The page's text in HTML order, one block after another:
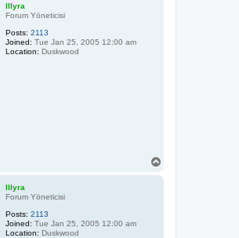
Illyra
Forum Yöneticisi
Posts: 2113
Joined: Tue Jan 25, 2005 12:00 am
Location: Duskwood
Illyra
Forum Yöneticisi
Posts: 2113
Joined: Tue Jan 25, 2005 12:00 am
Location: Duskwood